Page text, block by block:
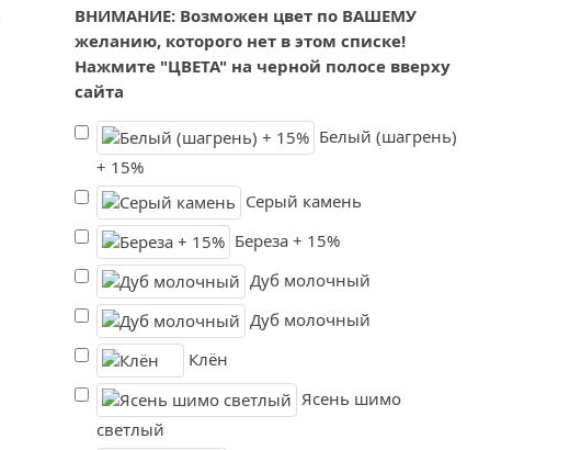
ВНИМАНИЕ: Возможен цвет по ВАШЕМУ
желанию, которого нет в этом списке!
Нажмите "ЦВЕТА" на черной полосе вверху
сайта
Белый (шагрень)
+ 15%
Серый камень
Береза + 15%
Дуб молочный
Дуб молочный
Клён
Ясень шимо
светлый